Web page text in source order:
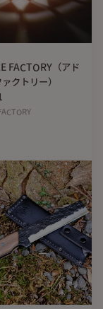
るループがあ
ブループで、もう
ープです。
FACTORY（アド
クトリー）